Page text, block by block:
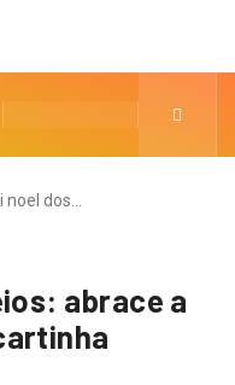
noel dos…
abrace a